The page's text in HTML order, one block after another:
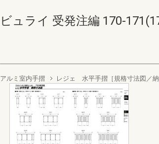
ビュライ 受発注編 170-
アルミ室内手摺 レジェ 水平手摺［規格寸法図／納